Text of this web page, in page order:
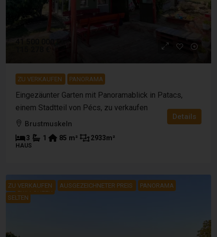
ZU VERKAUFEN PANORAMA
Eingezäunter Garten mit Panoramablick in Patacs,
einem Stadtteil von Pécs, zu verkaufen
Brustmuskeln
3 1 85 m² 2933m²
HAUS
Details
EMPFOHLEN
ZU VERKAUFEN AUSGEZEICHNETER PREIS
PANORAMA
SELTEN